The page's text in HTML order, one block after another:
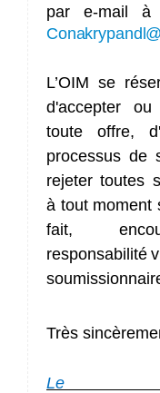
par e-mail à
L’OIM se
d'accepter
ou
toute
offre,
processus de
rejeter toutes
à tout moment
fait,
responsabilité
Très
Le